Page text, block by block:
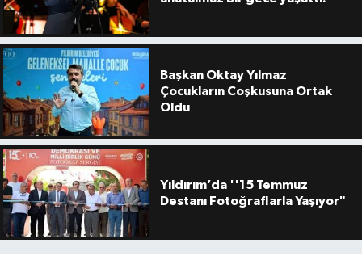
Başkan Oktay Yılmaz
Çocukların Coşkusuna Ortak
Oldu
Yıldırım’da ''15 Temmuz
Destanı Fotoğraflarla Yaşıyor"